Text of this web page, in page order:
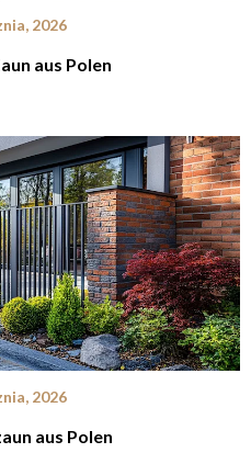
2026
aus Polen
2026
aus Polen